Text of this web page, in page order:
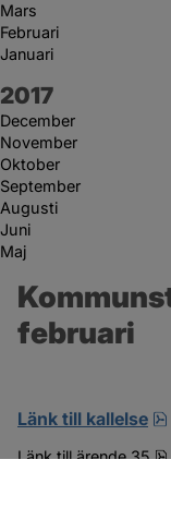
Mars
Februari
Januari
År:
2017
December
November
Oktober
September
Augusti
Juni
Maj
februari
Länk till kallelse
Länk till ärende 35